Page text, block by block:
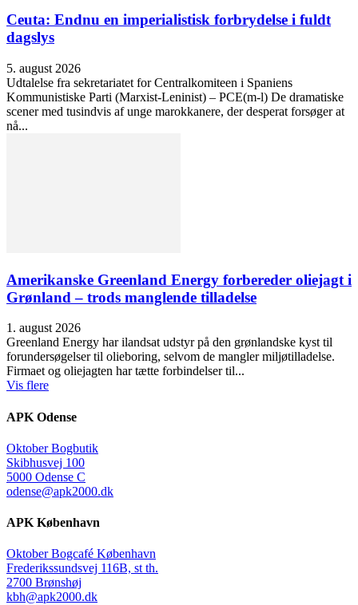
Ceuta: Endnu en imperialistisk forbrydelse i fuldt
dagslys
5. august 2026
Udtalelse fra sekretariatet for Centralkomiteen i Spaniens
Kommunistiske Parti (Marxist-Leninist) – PCE(m-l) De dramatiske
scener med tusindvis af unge marokkanere, der desperat forsøger at
nå...
Amerikanske Greenland Energy forbereder oliejagt i
Grønland – trods manglende tilladelse
1. august 2026
Greenland Energy har ilandsat udstyr på den grønlandske kyst til
forundersøgelser til olieboring, selvom de mangler miljøtilladelse.
Firmaet og oliejagten har tætte forbindelser til...
Vis flere
APK Odense
Oktober Bogbutik
Skibhusvej 100
5000 Odense C
odense@apk2000.dk
APK København
Oktober Bogcafé København
Frederikssundsvej 116B, st th.
2700 Brønshøj
kbh@apk2000.dk